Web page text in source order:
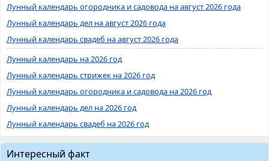
Лунный календарь огородника и садовода на август 2026 года
Лунный календарь дел на август 2026 года
Лунный календарь свадеб на август 2026 года
Лунный календарь на 2026 год
Лунный календарь стрижек на 2026 год
Лунный календарь огородника и садовода на 2026 год
Лунный календарь дел на 2026 год
Лунный календарь свадеб на 2026 год
Интересный факт